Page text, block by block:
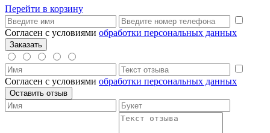
Перейти в корзину
Согласен с условиями обработки персональных данных
Согласен с условиями обработки персональных данных